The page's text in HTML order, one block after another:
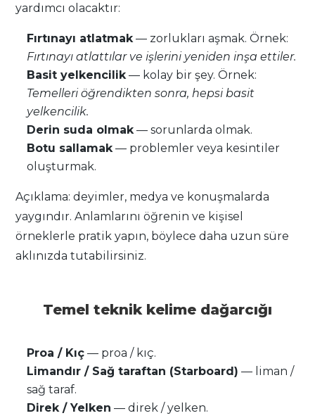
yardımcı olacaktır:
Fırtınayı atlatmak— zorlukları aşmak. Örnek:
Fırtınayı atlattılar ve işlerini yeniden inşa ettiler.
Basit yelkencilik— kolay bir şey. Örnek:
Temelleri öğrendikten sonra, hepsi basit
yelkencilik.
Derin suda olmak— sorunlarda olmak.
Botu sallamak— problemler veya kesintiler
oluşturmak.
Açıklama: deyimler, medya ve konuşmalarda
yaygındır. Anlamlarını öğrenin ve kişisel
örneklerle pratik yapın, böylece daha uzun süre
aklınızda tutabilirsiniz.
Temel teknik kelime dağarcığı
Proa / Kıç — proa / kıç.
Limandır / Sağ taraftan (Starboard) — liman /
sağ taraf.
Direk / Yelken — direk / yelken.